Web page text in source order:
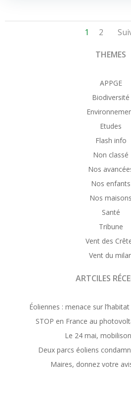
Posts
Page
1 Page
2
THEMES
APPGE
Biodiversité
Etudes
Flash info
Non classé
Nos
Nos enfants
Nos maisons
Santé
Tribune
Vent des
Vent du
ARTCILES
Éoliennes : menace sur
STOP en France au
Le 24 mai,
Deux parcs éoliens
Maires, donnez votre